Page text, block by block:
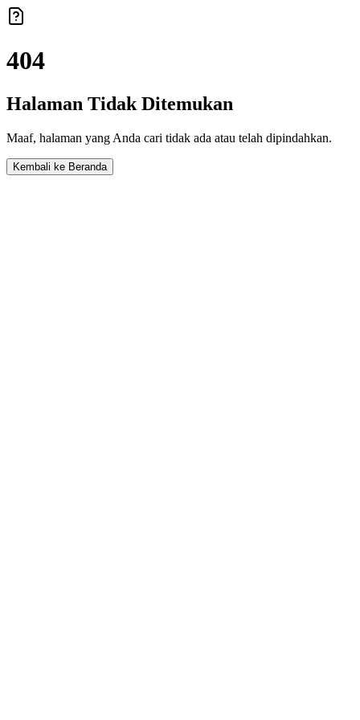
404
Halaman Tidak Ditemukan
Maaf, halaman yang Anda cari tidak ada atau telah dipindahkan.
Kembali ke Beranda